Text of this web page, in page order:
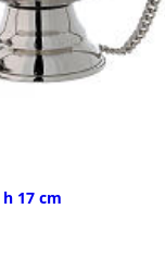
17 cm